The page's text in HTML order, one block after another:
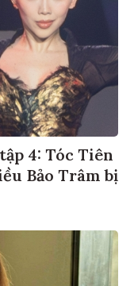
4: Tóc Tiên
Bảo Trâm bị